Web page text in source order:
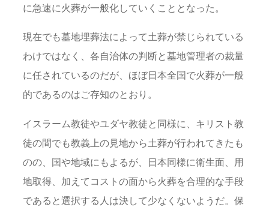
に急速に火葬が一般化していくこととなった。
現在でも墓地埋葬法によって土葬が禁じられている
わけではなく、各自治体の判断と墓地管理者の裁量
に任されているのだが、ほぼ日本全国で火葬が一般
的であるのはご存知のとおり。
イスラーム教徒やユダヤ教徒と同様に、キリスト教
徒の間でも教義上の見地から土葬が行われてきたも
のの、国や地域にもよるが、日本同様に衛生面、用
地取得、加えてコストの面から火葬を合理的な手段
であると選択する人は決して少なくないようだ。保